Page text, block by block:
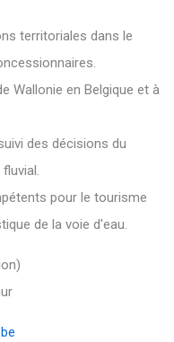
territoriales dans le
Wallonie en Belgique et à
des décisions du
pour le tourisme
de la voie d'eau.